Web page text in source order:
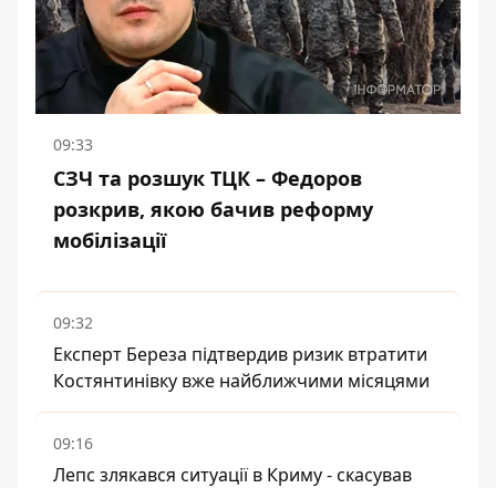
09:33
СЗЧ та розшук ТЦК – Федоров
розкрив, якою бачив реформу
мобілізації
09:32
Експерт Береза підтвердив ризик втратити
Костянтинівку вже найближчими місяцями
09:16
Лепс злякався ситуації в Криму - скасував